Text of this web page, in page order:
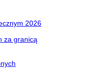
2026
za granicą